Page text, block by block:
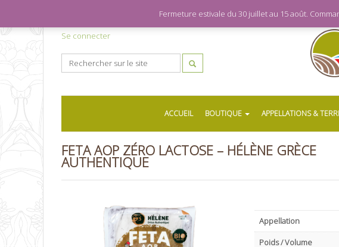
Se connecter
ACCUEIL BOUTIQUE APPELLATIONS &
FETA AOP ZÉRO LACTOSE – HÉLÈNE GRÈCE
AUTHENTIQUE
Appellation
Poids / Volume
Fermeture estivale du 30 juillet au 15 août.